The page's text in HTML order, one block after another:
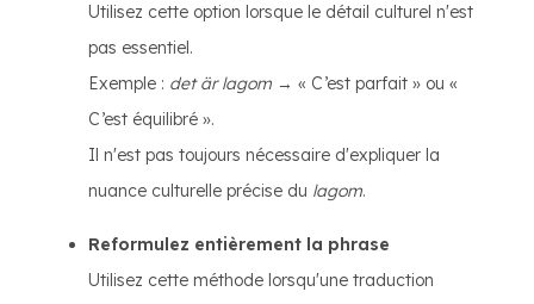
Utilisez cette option lorsque le détail culturel n'est
pas essentiel.
Exemple : det är lagom → « C’est parfait » ou «
C’est équilibré ».
Il n'est pas toujours nécessaire d'expliquer la
nuance culturelle précise du lagom.
Reformulez entièrement la phrase
Utilisez cette méthode lorsqu'une traduction